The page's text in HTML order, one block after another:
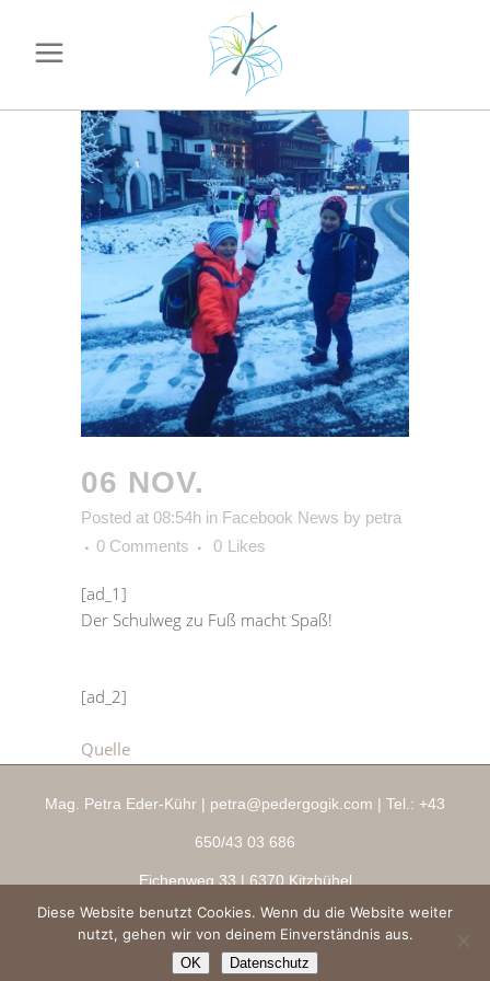
06 NOV.
Posted at 08:54h in Facebook News by petra
0 Comments
0 Likes
[ad_1]
Der Schulweg zu Fuß macht Spaß!
[ad_2]
Quelle
Mag. Petra Eder-Kühr | petra@pedergogik.com | Tel.: +43
650/43 03 686
Eichenweg 33| 6370 Kitzbühel
Impressum|AGBs|Datenschutz|Ringana Shop
Copyright 2026 ® pedergogik.com
Diese Website benutzt Cookies. Wenn du die Website weiter
nutzt, gehen wir von deinem Einverständnis aus.
OK Datenschutz